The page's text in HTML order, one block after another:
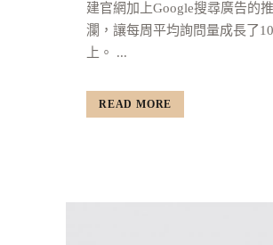
建官網加上Google搜尋廣告的
瀾，讓每周平均詢問量成長了
上。 ...
READ MORE